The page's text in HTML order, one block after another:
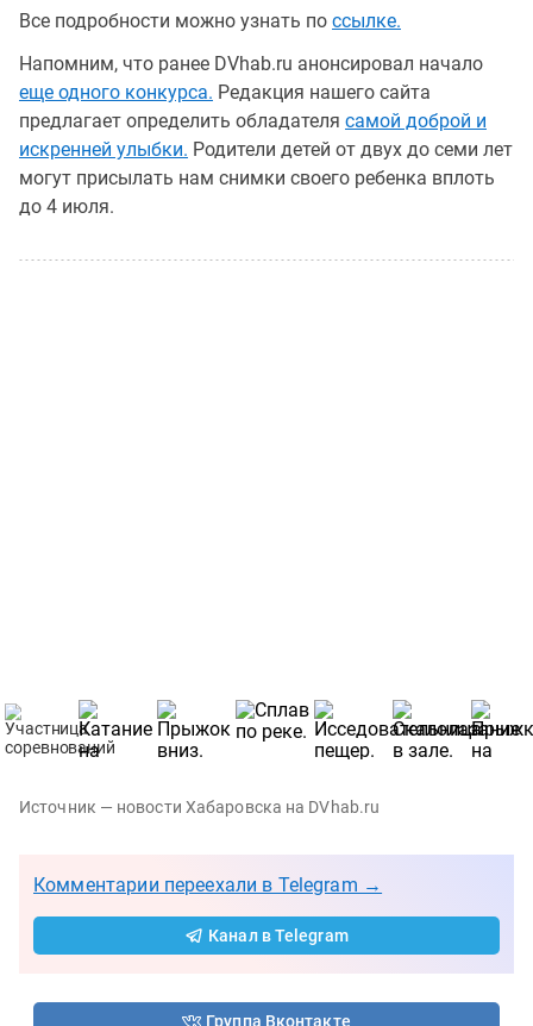
Все подробности можно узнать по ссылке.
Напомним, что ранее DVhab.ru анонсировал начало
еще одного конкурса. Редакция нашего сайта
предлагает определить обладателя самой доброй и
искренней улыбки. Родители детей от двух до семи лет
могут присылать нам снимки своего ребенка вплоть
до 4 июля.
Источник — новости Хабаровска на DVhab.ru
Комментарии переехали в Telegram →
Канал в Telegram
Группа Вконтакте